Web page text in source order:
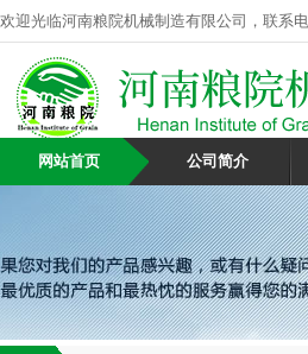
欢迎光临河南粮院机械制造有限公司，联系电
网站首页 公司简介